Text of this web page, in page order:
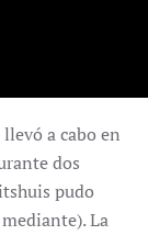
llevó a cabo en
dos
pudo
La